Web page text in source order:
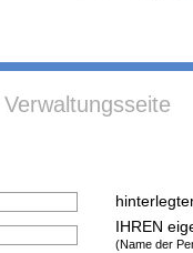
IHREN
(Name der